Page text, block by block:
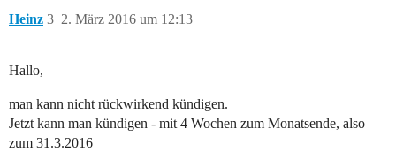
Heinz 2. März 2016 um 12:13
3
Hallo,
man kann nicht rückwirkend kündigen.
Jetzt kann man kündigen - mit 4 Wochen zum Monatsende, also
zum 31.3.2016